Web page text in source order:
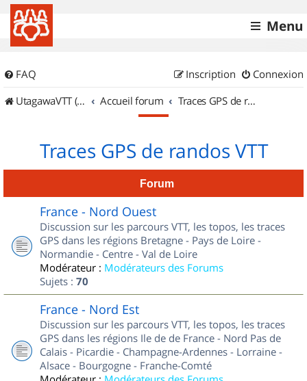
Menu
FAQ Connexion
Inscription
UtagawaVTT (Randos VTT et VTTAE avec traces GPS)
Accueil forum Traces GPS de randos VTT
Traces GPS de randos VTT
Forum
France - Nord Ouest
Discussion sur les parcours VTT, les topos, les traces
GPS dans les régions Bretagne - Pays de Loire -
Normandie - Centre - Val de Loire
Modérateur : Modérateurs des Forums
Sujets : 70
France - Nord Est
Discussion sur les parcours VTT, les topos, les traces
GPS dans les régions Ile de de France - Nord Pas de
Calais - Picardie - Champagne-Ardennes - Lorraine -
Alsace - Bourgogne - Franche-Comté